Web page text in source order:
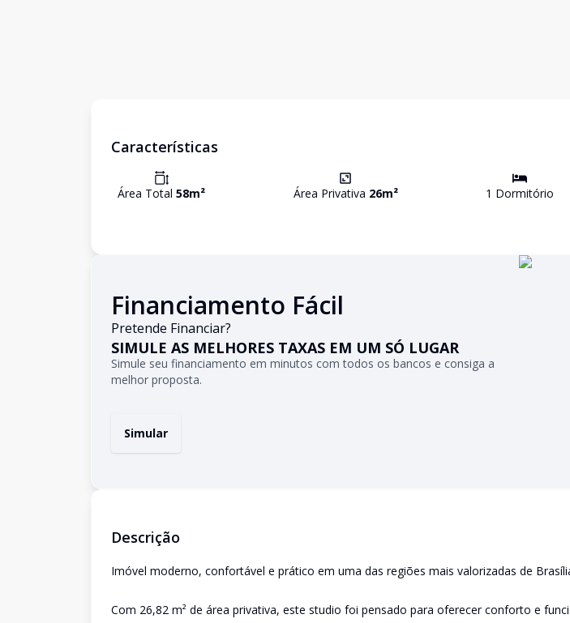
Características
Área Total 58m² Área Privativa 26m² 1 Dormitório
Financiamento Fácil
Pretende Financiar?
SIMULE AS MELHORES TAXAS EM UM SÓ LUGAR
Simule seu financiamento em minutos com todos os bancos e consiga a
melhor proposta.
Simular
Descrição
Imóvel moderno, confortável e prático em uma das regiões mais valorizadas de
Com 26,82 m² de área privativa, este studio foi pensado para oferecer conforto e